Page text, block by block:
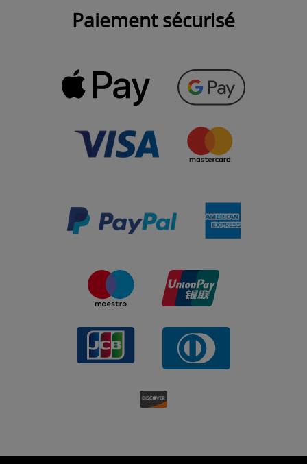
Paiement sécurisé